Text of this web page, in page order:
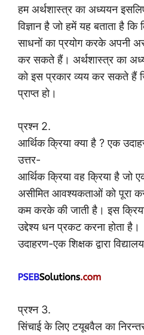
हम अर्थशास्त्र का अध्ययन
विज्ञान है जो हमें यह बताता है
साधनों का प्रयोग करके अपनी
कर सकते हैं। अर्थशास्त्र का
को इस प्रकार व्यय कर सकते हैं
प्राप्त हो।
प्रश्न 2.
आर्थिक क्रिया क्या है ? एक
उत्तर-
आर्थिक क्रिया वह क्रिया है जो
असीमित आवश्यकताओं को पूरा
कम करके की जाती है। इस
उद्देश्य धन प्रकट करना होता है।
उदाहरण-एक शिक्षक द्वारा
प्रश्न 3.
सिंचाई के लिए टयूबवैल का